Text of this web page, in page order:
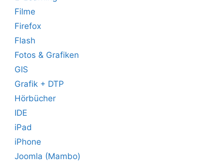
Filme
Firefox
Flash
Fotos & Grafiken
GIS
Grafik + DTP
Hörbücher
IDE
iPad
iPhone
Joomla (Mambo)